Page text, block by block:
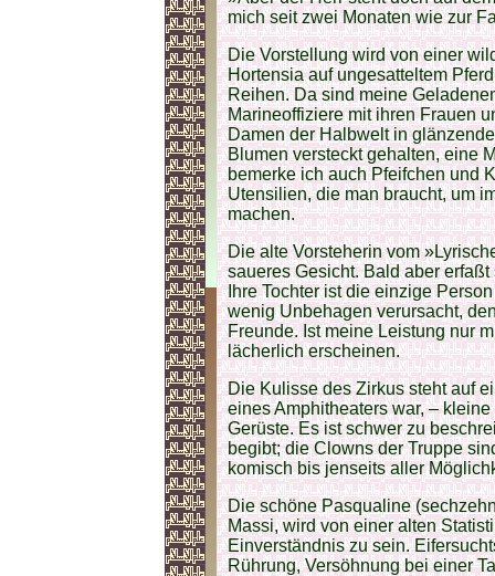
mich seit zwei Monaten wie zur
Die Vorstellung wird von einer
Hortensia auf ungesatteltem
Reihen. Da sind meine
Marineoffiziere mit ihren Frauen
Damen der Halbwelt in
Blumen versteckt gehalten, eine
bemerke ich auch Pfeifchen und
Utensilien, die man braucht, um
machen.
Die alte Vorsteherin vom
saueres Gesicht. Bald aber
Ihre Tochter ist die einzige
wenig Unbehagen verursacht,
Freunde. Ist meine Leistung nur
lächerlich erscheinen.
Die Kulisse des Zirkus steht auf
eines Amphitheaters war, –
Gerüste. Es ist schwer zu
begibt; die Clowns der Truppe
komisch bis jenseits aller
Die schöne Pasqualine
Massi, wird von einer alten
Einverständnis zu sein.
Rührung, Versöhnung bei einer